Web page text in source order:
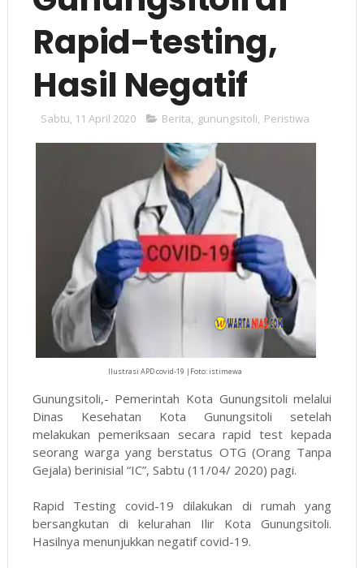
Rapid-testing,
Hasil Negatif
Sabtu, 11 April 2020 Berita, gunungsitoli, Peristiwa
Ilustrasi APD covid-19 |Foto: istimewa
Gunungsitoli,- Pemerintah Kota Gunungsitoli melalui
Dinas Kesehatan Kota Gunungsitoli setelah
melakukan pemeriksaan secara rapid test kepada
seorang warga yang berstatus OTG (Orang Tanpa
Gejala) berinisial “IC”, Sabtu (11/04/ 2020) pagi.
Rapid Testing covid-19 dilakukan di rumah yang
bersangkutan di kelurahan Ilir Kota Gunungsitoli.
Hasilnya menunjukkan negatif covid-19.